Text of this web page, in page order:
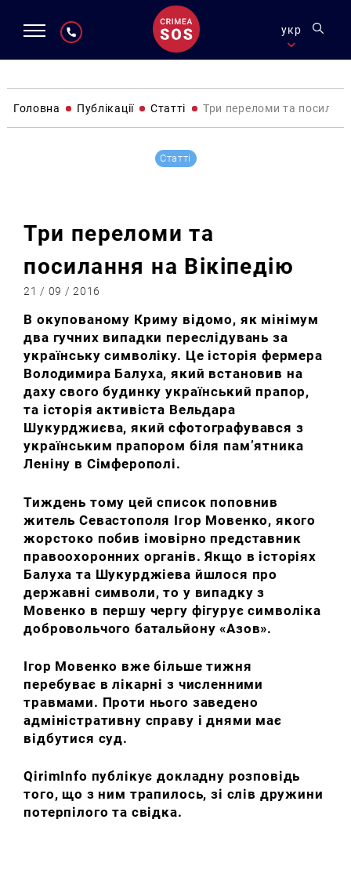
укр
Головна Публікації Статті Три переломи та
Статті
Три переломи та
посилання на Вікіпедію
21 / 09 / 2016
В окупованому Криму відомо, як мінімум
два гучних випадки переслідувань за
українську символіку. Це історія фермера
Володимира Балуха, який встановив на
даху свого будинку український прапор,
та історія активіста Вельдара
Шукурджиєва, який сфотографувався з
українським прапором біля пам’ятника
Леніну в Сімферополі.
Тиждень тому цей список поповнив
житель Севастополя Ігор Мовенко, якого
жорстоко побив імовірно представник
правоохоронних органів.Якщо в історіях
Балуха та Шукурджіева йшлося про
державні символи, то у випадку з
Мовенко в першу чергу фігурує символіка
добровольчого батальйону «Азов».
Ігор Мовенко вже більше тижня
перебуває в лікарні з численними
травмами. Проти нього заведено
адміністративну справу і днями має
відбутися суд.
QirimInfo публікує докладну розповідь
того, що з ним трапилось, зі слів дружини
потерпілого та свідка.